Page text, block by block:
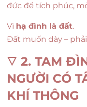
đức để tích phúc,
Vì hạ đình là đất.
Đất muốn dày –
🜄 2. TAM
NGƯỜI CÓ
KHÍ THÔNG